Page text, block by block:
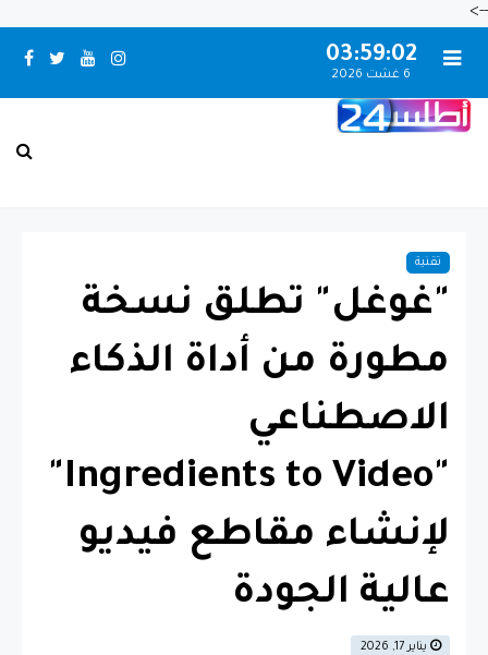
-->
03:59:03
6 غشت 2026
تقنية
"غوغل" تطلق نسخة
مطورة من أداة الذكاء
الاصطناعي
"Ingredients to Video"
لإنشاء مقاطع فيديو
عالية الجودة
يناير 17, 2026